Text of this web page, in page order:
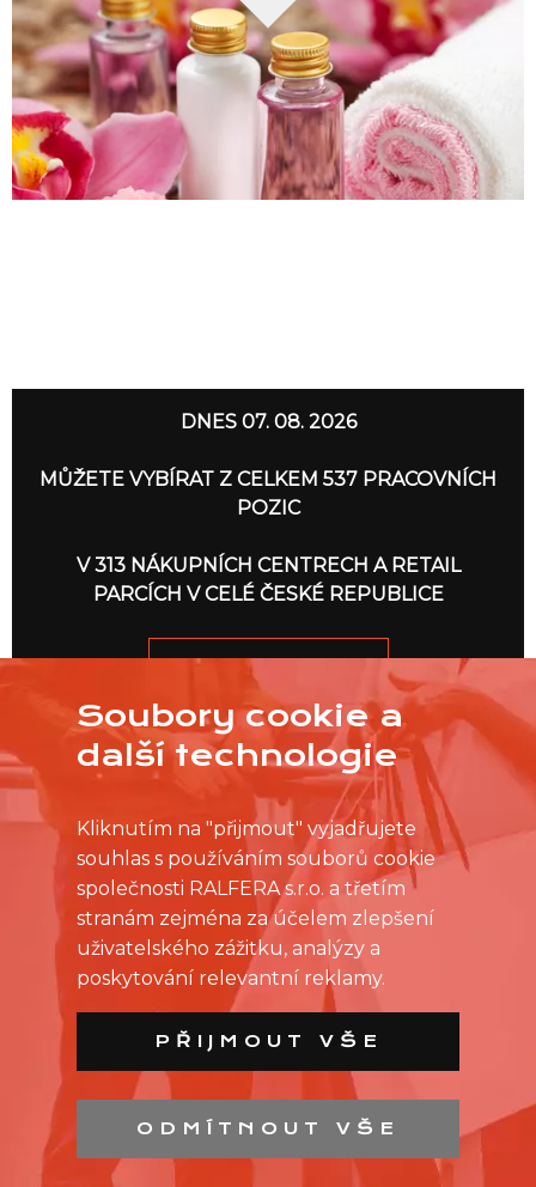
DNES 07. 08. 2026
MŮŽETE VYBÍRAT Z CELKEM 537 PRACOVNÍCH
POZIC
V 313 NÁKUPNÍCH CENTRECH A RETAIL
PARCÍCH V CELÉ ČESKÉ REPUBLICE
JDEME NA TO
Soubory cookie a
další technologie
Kliknutím na "přijmout" vyjadřujete
souhlas s používáním souborů cookie
společnosti RALFERA s.r.o. a třetím
stranám zejména za účelem zlepšení
uživatelského zážitku, analýzy a
poskytování relevantní reklamy.
PŘIJMOUT VŠE
ODMÍTNOUT VŠE